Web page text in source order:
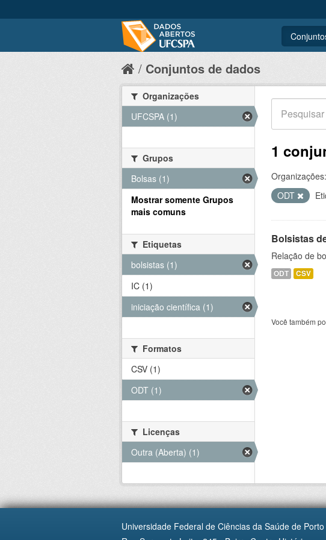
Conjuntos de dados
1
Organizações:
ODT
Bolsistas
Relação de
ODT CSV
Você também
Organizações
UFCSPA (1)
Grupos
Bolsas (1)
Mostrar somente Grupos
mais comuns
Etiquetas
bolsistas (1)
IC (1)
iniciação científica (1)
Formatos
CSV (1)
ODT (1)
Licenças
Outra (Aberta) (1)
Universidade Federal de Ciências da Saúde de